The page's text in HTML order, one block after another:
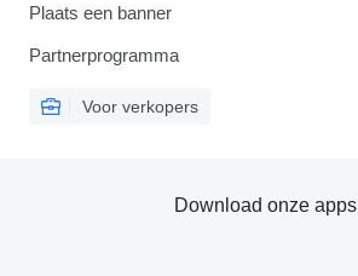
Plaats een banner
Partnerprogramma
Voor verkopers
Download onze apps